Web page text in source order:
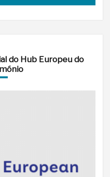
do Hub Europeu do